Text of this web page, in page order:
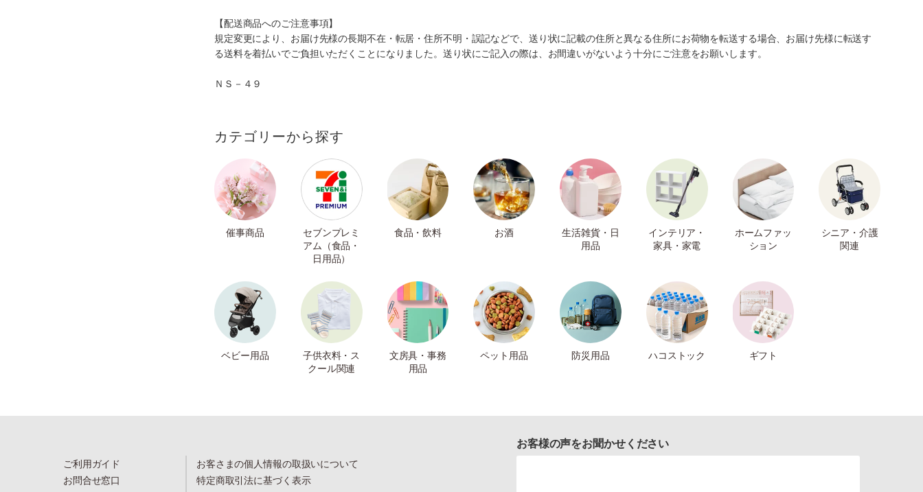
【配送商品へのご注意事項】
規定変更により、お届け先様の長期不在・転居・住所不明・誤記などで、送り状に記載の住所と異なる住所にお荷物を転送する場合、お届け先様に転送す
る送料を着払いでご負担いただくことになりました。送り状にご記入の際は、お間違いがないよう十分にご注意をお願いします。
ＮＳ－４９
カテゴリーから探す
催事商品
セブンプレミ
アム（食品・
日用品）
食品・飲料 お酒
生活雑貨・日
用品
インテリア・
家具・家電
ホームファッ
ション
シニア・介護
関連
ベビー用品
子供衣料・ス
クール関連
文房具・事務
用品
ペット用品 防災用品 ハコストック ギフト
ご利用ガイド
お問合せ窓口
お客さまの個人情報の取扱いについて
特定商取引法に基づく表示
お客様の声をお聞かせください